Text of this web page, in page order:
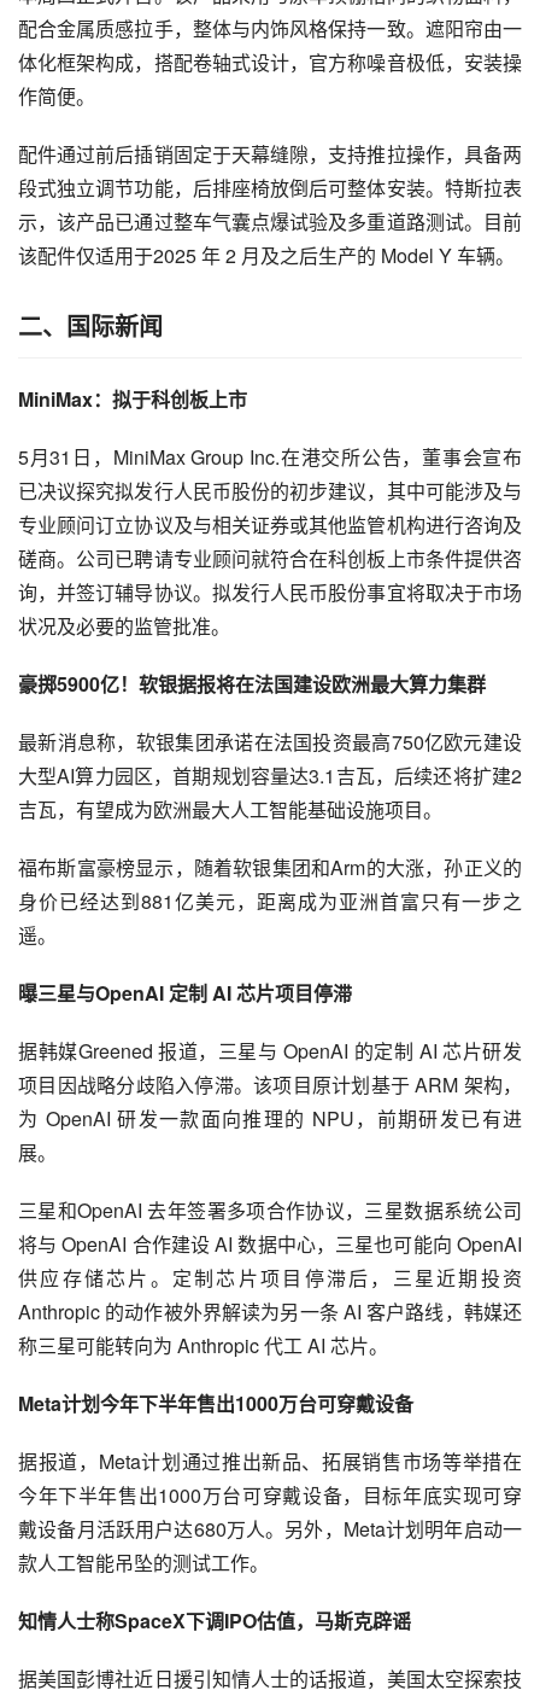
配合金属质感拉手，整体与内饰风格保持一致。遮阳帘由一
体化框架构成，搭配卷轴式设计，官方称噪音极低，安装操
作简便。
配件通过前后插销固定于天幕缝隙，支持推拉操作，具备两
段式独立调节功能，后排座椅放倒后可整体安装。特斯拉表
示，该产品已通过整车气囊点爆试验及多重道路测试。目前
该配件仅适用于2025 年 2 月及之后生产的 Model Y 车辆。
二、国际新闻
MiniMax：拟于科创板上市
5月31日，MiniMax Group Inc.在港交所公告，董事会宣布
已决议探究拟发行人民币股份的初步建议，其中可能涉及与
专业顾问订立协议及与相关证券或其他监管机构进行咨询及
磋商。公司已聘请专业顾问就符合在科创板上市条件提供咨
询，并签订辅导协议。拟发行人民币股份事宜将取决于市场
状况及必要的监管批准。
豪掷5900亿！软银据报将在法国建设欧洲最大算力集群
最新消息称，软银集团承诺在法国投资最高750亿欧元建设
大型AI算力园区，首期规划容量达3.1吉瓦，后续还将扩建2
吉瓦，有望成为欧洲最大人工智能基础设施项目。
福布斯富豪榜显示，随着软银集团和Arm的大涨，孙正义的
身价已经达到881亿美元，距离成为亚洲首富只有一步之
遥。
曝三星与OpenAI 定制 AI 芯片项目停滞
据韩媒Greened 报道，三星与 OpenAI 的定制 AI 芯片研发
项目因战略分歧陷入停滞。该项目原计划基于 ARM 架构，
为 OpenAI 研发一款面向推理的 NPU，前期研发已有进
展。
三星和OpenAI 去年签署多项合作协议，三星数据系统公司
将与 OpenAI 合作建设 AI 数据中心，三星也可能向 OpenAI
供应存储芯片。定制芯片项目停滞后，三星近期投资
Anthropic 的动作被外界解读为另一条 AI 客户路线，韩媒还
称三星可能转向为 Anthropic 代工 AI 芯片。
Meta计划今年下半年售出1000万台可穿戴设备
据报道，Meta计划通过推出新品、拓展销售市场等举措在
今年下半年售出1000万台可穿戴设备，目标年底实现可穿
戴设备月活跃用户达680万人。另外，Meta计划明年启动一
款人工智能吊坠的测试工作。
知情人士称SpaceX下调IPO估值，马斯克辟谣
据美国彭博社近日援引知情人士的话报道，美国太空探索技